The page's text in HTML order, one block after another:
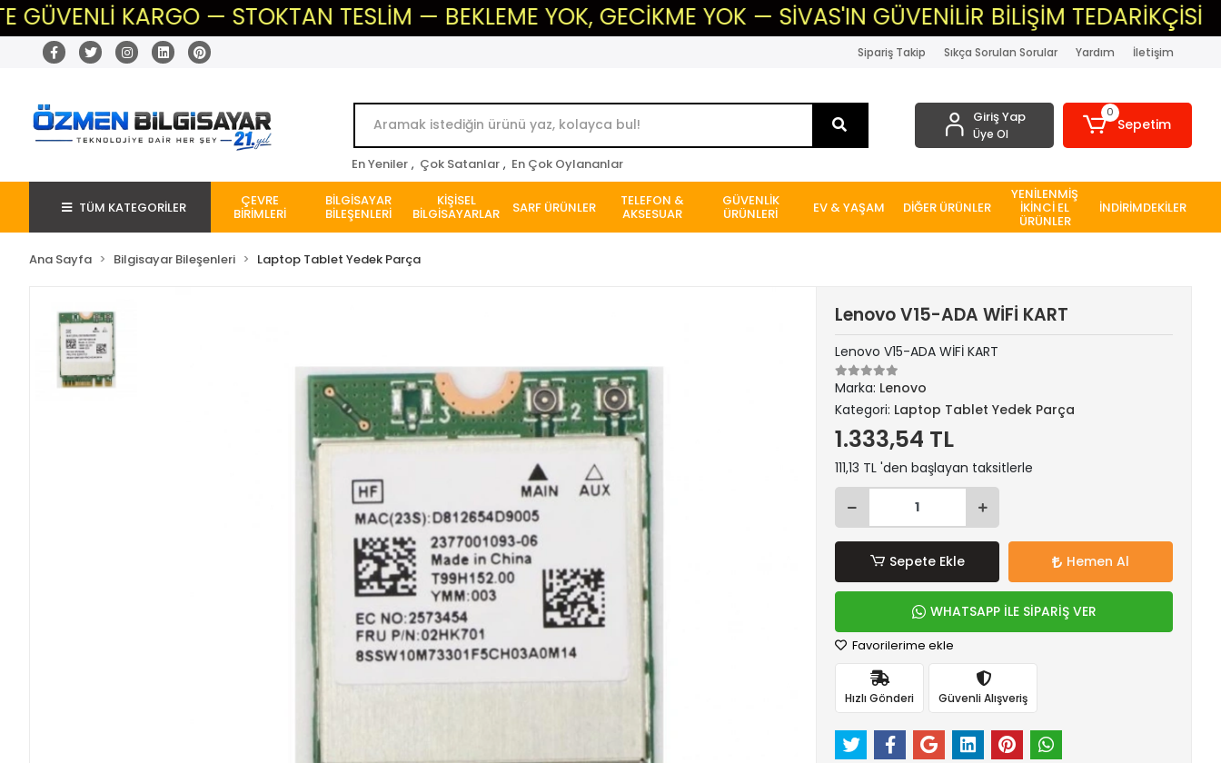
KARGO — STOKTAN TESLİM — BEKLEME YOK, GECİKME YOK — SİVAS'IN GÜVENİLİR BİLİŞİM TEDARİKÇİSİ
Sipariş Takip Sıkça Sorulan Sorular Yardım İletişim
En Yeniler , Çok Satanlar , En Çok Oylananlar
Giriş Yap
Üye Ol
0
Sepetim
TÜM KATEGORİLER ÇEVRE
BİRİMLERİ
BİLGİSAYAR
BİLEŞENLERİ
KİŞİSEL
BİLGİSAYARLAR SARF ÜRÜNLER TELEFON &
AKSESUAR
GÜVENLİK
ÜRÜNLERİ EV & YAŞAM DİĞER ÜRÜNLER
YENİLENMİŞ
İKİNCİ EL
ÜRÜNLER
İNDİRİMDEKİLER
Ana Sayfa Bilgisayar Bileşenleri Laptop Tablet Yedek Parça
Lenovo V15-ADA WİFİ KART
Lenovo V15-ADA WİFİ KART
Marka: Lenovo
Kategori: Laptop Tablet Yedek Parça
1.333,54 TL
111,13 TL 'den başlayan taksitlerle
Sepete Ekle Hemen Al
WHATSAPP İLE SİPARİŞ VER
Favorilerime ekle
Hızlı Gönderi Güvenli Alışveriş